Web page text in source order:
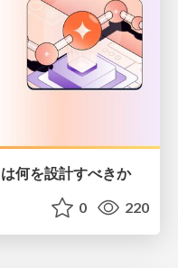
何を設計すべきか
0 220